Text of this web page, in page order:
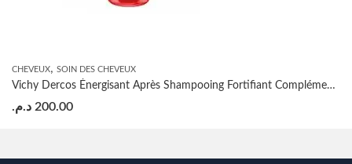
CHEVEUX, SOIN DES CHEVEUX
Vichy Dercos Énergisant Après Shampooing Fortifiant Complément Anti-Chute 150ml
200.00 د.م.